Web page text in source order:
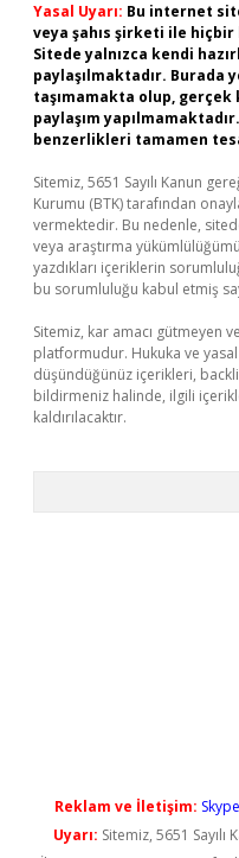
Yasal Uyarı: Bu internet
veya şahıs şirketi ile hiçbir
Sitede yalnızca kendi
paylaşılmaktadır.
taşımamakta olup,
paylaşım
benzerlikleri tamamen
Sitemiz, 5651 Sayılı Kanun
Kurumu (BTK) tarafından
vermektedir. Bu nedenle,
veya araştırma
yazdıkları içeriklerin
bu sorumluluğu kabul etmiş
Sitemiz, kar amacı gütmeyen
platformudur. Hukuka ve
düşündüğünüz içerikleri,
bildirmeniz halinde, ilgili
kaldırılacaktır.
Reklam ve İletişim:
Uyarı: Sitemiz, 5651